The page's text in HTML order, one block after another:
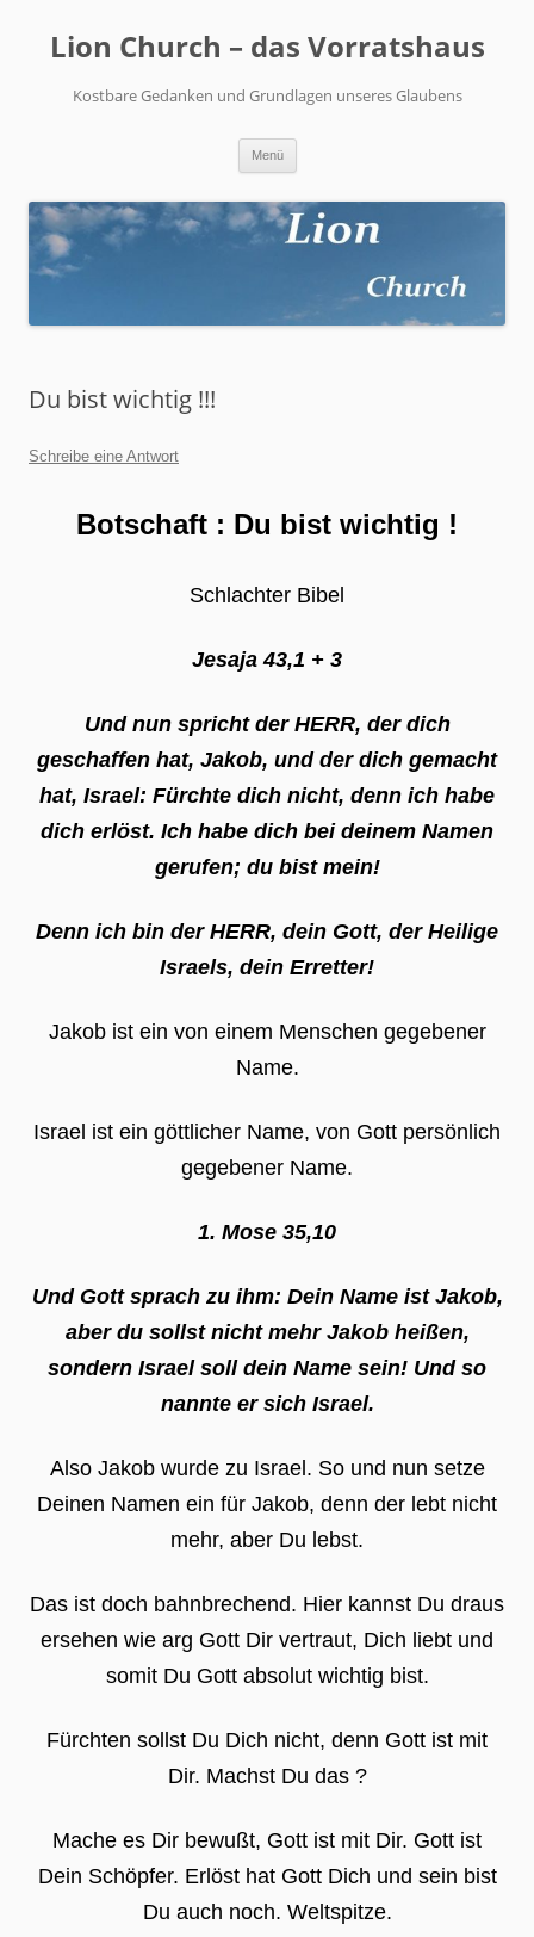
springen
Lion Church – das Vorratshaus
Kostbare Gedanken und Grundlagen unseres Glaubens
Menü
Du bist wichtig !!!
Schreibe eine Antwort
Botschaft : Du bist wichtig !
Schlachter Bibel
Jesaja 43,1 + 3
Und nun spricht der HERR, der dich
geschaffen hat, Jakob, und der dich gemacht
hat, Israel: Fürchte dich nicht, denn ich habe
dich erlöst. Ich habe dich bei deinem Namen
gerufen; du bist mein!
Denn ich bin der HERR, dein Gott, der Heilige
Israels, dein Erretter!
Jakob ist ein von einem Menschen gegebener
Name.
Israel ist ein göttlicher Name, von Gott persönlich
gegebener Name.
1. Mose 35,10
Und Gott sprach zu ihm: Dein Name ist Jakob,
aber du sollst nicht mehr Jakob heißen,
sondern Israel soll dein Name sein! Und so
nannte er sich Israel.
Also Jakob wurde zu Israel. So und nun setze
Deinen Namen ein für Jakob, denn der lebt nicht
mehr, aber Du lebst.
Das ist doch bahnbrechend. Hier kannst Du draus
ersehen wie arg Gott Dir vertraut, Dich liebt und
somit Du Gott absolut wichtig bist.
Fürchten sollst Du Dich nicht, denn Gott ist mit
Dir. Machst Du das ?
Mache es Dir bewußt, Gott ist mit Dir. Gott ist
Dein Schöpfer. Erlöst hat Gott Dich und sein bist
Du auch noch. Weltspitze.